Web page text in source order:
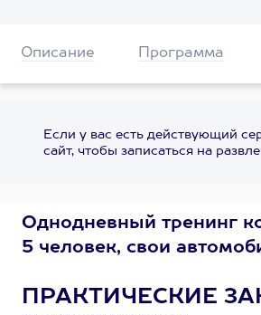
Описание Программа
Если у вас есть действующий
сайт, чтобы записаться на
Однодневный тренинг
5 человек, свои
ПРАКТИЧЕСКИЕ